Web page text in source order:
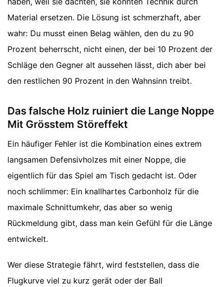
Material ersetzen. Die Lösung ist schmerzhaft, aber
wahr: Du musst einen Belag wählen, den du zu 90
Prozent beherrscht, nicht einen, der bei 10 Prozent der
Schläge den Gegner alt aussehen lässt, dich aber bei
den restlichen 90 Prozent in den Wahnsinn treibt.
Das falsche Holz ruiniert die Lange Noppe
Mit Grösstem Störeffekt
Ein häufiger Fehler ist die Kombination eines extrem
langsamen Defensivholzes mit einer Noppe, die
eigentlich für das Spiel am Tisch gedacht ist. Oder
noch schlimmer: Ein knallhartes Carbonholz für die
maximale Schnittumkehr, das aber so wenig
Rückmeldung gibt, dass man kein Gefühl für die Länge
entwickelt.
Wer diese Strategie fährt, wird feststellen, dass die
Flugkurve viel zu kurz gerät oder der Ball